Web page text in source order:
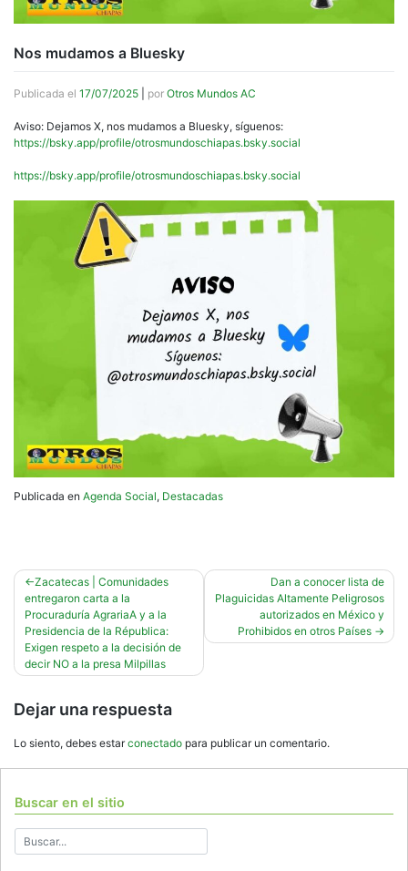
Nos mudamos a Bluesky
Publicada el 17/07/2025 por Otros Mundos AC
Aviso: Dejamos X, nos mudamos a Bluesky, síguenos:
https://bsky.app/profile/otrosmundoschiapas.bsky.social
https://bsky.app/profile/otrosmundoschiapas.bsky.social
Publicada en Agenda Social, Destacadas
Navegación
de
entradas
Zacatecas | Comunidades
entregaron carta a la
Procuraduría AgrariaA y a la
Presidencia de la Républica:
Exigen respeto a la decisión de
decir NO a la presa Milpillas
Dan a conocer lista de
Plaguicidas Altamente Peligrosos
autorizados en México y
Prohibidos en otros Países
Dejar una respuesta
Lo siento, debes estarconectado para publicar un comentario.
Buscar en el sitio